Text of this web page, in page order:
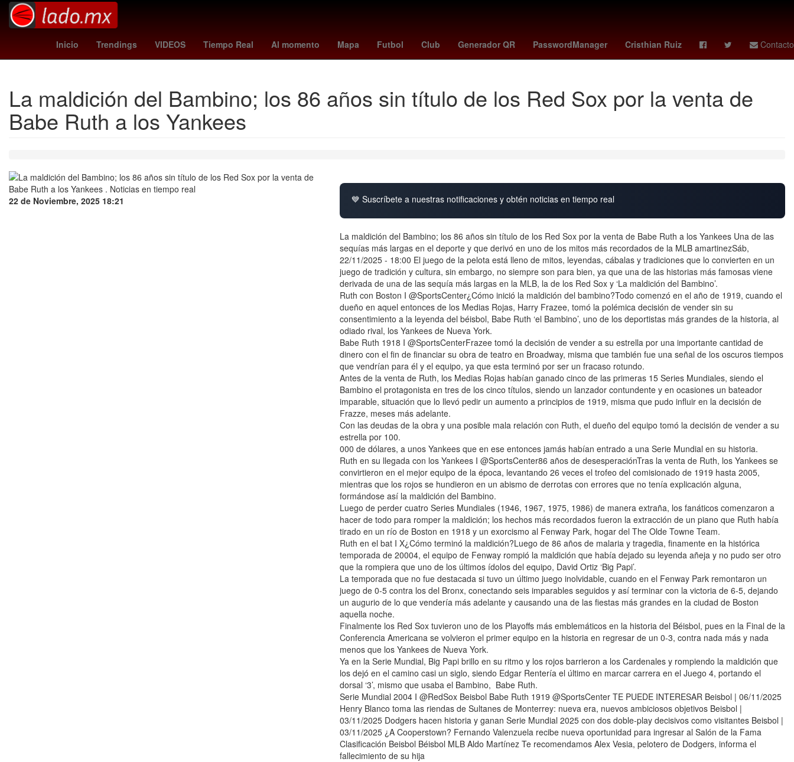
Inicio Trendings VIDEOS Tiempo Real Al momento Mapa Futbol Club Generador QR PasswordManager Cristhian Ruiz Contacto
Belinda yankees - braves Moneda Estados Unidos Epic Games Carlos Slim sparta vs groningen Jorge Messi Cynthia Klitbo Lluvias
La maldición del Bambino; los 86 años sin título de los Red Sox por la venta de
Babe Ruth a los Yankees
22 de Noviembre, 2025 18:21 💙 Suscríbete a nuestras notificaciones y obtén noticias en tiempo real
La maldición del Bambino; los 86 años sin título de los Red Sox por la venta de Babe Ruth a los Yankees Una de las
sequías más largas en el deporte y que derivó en uno de los mitos más recordados de la MLB amartinezSáb,
22/11/2025 - 18:00 El juego de la pelota está lleno de mitos, leyendas, cábalas y tradiciones que lo convierten en un
juego de tradición y cultura, sin embargo, no siempre son para bien, ya que una de las historias más famosas viene
derivada de una de las sequía más largas en la MLB, la de los Red Sox y ‘La maldición del Bambino’.
Ruth con Boston I @SportsCenter¿Cómo inició la maldición del bambino?Todo comenzó en el año de 1919, cuando el
dueño en aquel entonces de los Medias Rojas, Harry Frazee, tomó la polémica decisión de vender sin su
consentimiento a la leyenda del béisbol, Babe Ruth ‘el Bambino’, uno de los deportistas más grandes de la historia, al
odiado rival, los Yankees de Nueva York.
Babe Ruth 1918 I @SportsCenterFrazee tomó la decisión de vender a su estrella por una importante cantidad de
dinero con el fin de financiar su obra de teatro en Broadway, misma que también fue una señal de los oscuros tiempos
que vendrían para él y el equipo, ya que esta terminó por ser un fracaso rotundo.
Antes de la venta de Ruth, los Medias Rojas habían ganado cinco de las primeras 15 Series Mundiales, siendo el
Bambino el protagonista en tres de los cinco títulos, siendo un lanzador contundente y en ocasiones un bateador
imparable, situación que lo llevó pedir un aumento a principios de 1919, misma que pudo influir en la decisión de
Frazze, meses más adelante.
Con las deudas de la obra y una posible mala relación con Ruth, el dueño del equipo tomó la decisión de vender a su
estrella por 100.
000 de dólares, a unos Yankees que en ese entonces jamás habían entrado a una Serie Mundial en su historia.
Ruth en su llegada con los Yankees I @SportsCenter86 años de desesperaciónTras la venta de Ruth, los Yankees se
convirtieron en el mejor equipo de la época, levantando 26 veces el trofeo del comisionado de 1919 hasta 2005,
mientras que los rojos se hundieron en un abismo de derrotas con errores que no tenía explicación alguna,
formándose así la maldición del Bambino.
Luego de perder cuatro Series Mundiales (1946, 1967, 1975, 1986) de manera extraña, los fanáticos comenzaron a
hacer de todo para romper la maldición; los hechos más recordados fueron la extracción de un piano que Ruth había
tirado en un río de Boston en 1918 y un exorcismo al Fenway Park, hogar del The Olde Towne Team.
Ruth en el bat I X¿Cómo terminó la maldición?Luego de 86 años de malaria y tragedia, finamente en la histórica
temporada de 20004, el equipo de Fenway rompió la maldición que había dejado su leyenda añeja y no pudo ser otro
que la rompiera que uno de los últimos ídolos del equipo, David Ortiz ‘Big Papi’.
La temporada que no fue destacada si tuvo un último juego inolvidable, cuando en el Fenway Park remontaron un
juego de 0-5 contra los del Bronx, conectando seis imparables seguidos y así terminar con la victoria de 6-5, dejando
un augurio de lo que vendería más adelante y causando una de las fiestas más grandes en la ciudad de Boston
aquella noche.
Finalmente los Red Sox tuvieron uno de los Playoffs más emblemáticos en la historia del Béisbol, pues en la Final de la
Conferencia Americana se volvieron el primer equipo en la historia en regresar de un 0-3, contra nada más y nada
menos que los Yankees de Nueva York.
Ya en la Serie Mundial, Big Papi brillo en su ritmo y los rojos barrieron a los Cardenales y rompiendo la maldición que
los dejó en el camino casi un siglo, siendo Edgar Rentería el último en marcar carrera en el Juego 4, portando el
dorsal ‘3’, mismo que usaba el Bambino, Babe Ruth.
Serie Mundial 2004 I @RedSox Beisbol Babe Ruth 1919 @SportsCenter TE PUEDE INTERESAR Beisbol | 06/11/2025
Henry Blanco toma las riendas de Sultanes de Monterrey: nueva era, nuevos ambiciosos objetivos Beisbol |
03/11/2025 Dodgers hacen historia y ganan Serie Mundial 2025 con dos doble-play decisivos como visitantes Beisbol |
03/11/2025 ¿A Cooperstown? Fernando Valenzuela recibe nueva oportunidad para ingresar al Salón de la Fama
Clasificación Beisbol Béisbol MLB Aldo Martínez Te recomendamos Alex Vesia, pelotero de Dodgers, informa el
fallecimiento de su hija